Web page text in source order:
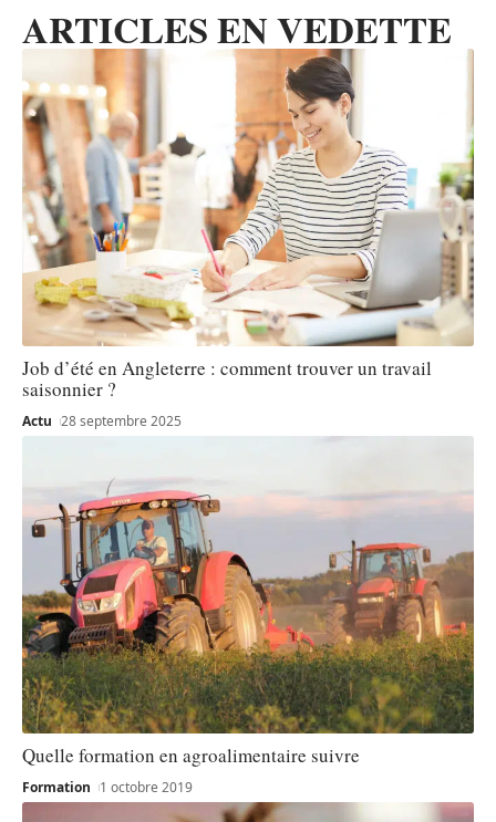
ARTICLES EN VEDETTE
Job d’été en Angleterre : comment trouver un travail
saisonnier ?
Actu 28 septembre 2025
Quelle formation en agroalimentaire suivre
Formation 1 octobre 2019